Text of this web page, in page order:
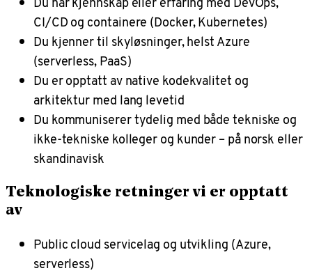
CI/CD og containere (Docker, Kubernetes)
Du kjenner til skyløsninger, helst Azure
(serverless, PaaS)
Du er opptatt av native kodekvalitet og
arkitektur med lang levetid
Du kommuniserer tydelig med både tekniske og
ikke-tekniske kolleger og kunder – på norsk eller
skandinavisk
Teknologiske retninger vi er opptatt
av
Public cloud servicelag og utvikling (Azure,
serverless)